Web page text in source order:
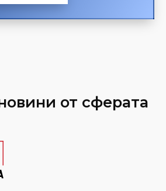
от сферата